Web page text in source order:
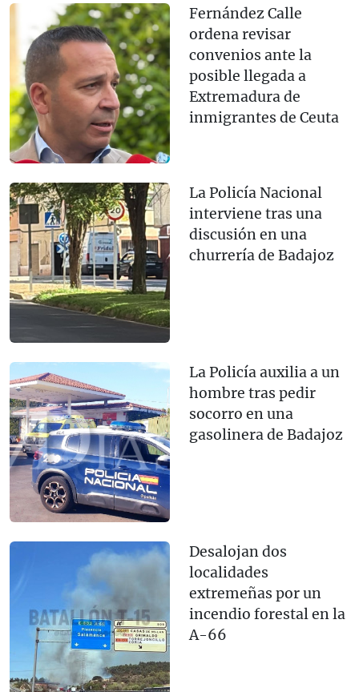
Fernández Calle
ordena revisar
convenios ante la
posible llegada a
Extremadura de
inmigrantes de Ceuta
La Policía Nacional
interviene tras una
discusión en una
churrería de Badajoz
La Policía auxilia a un
hombre tras pedir
socorro en una
gasolinera de Badajoz
Desalojan dos
localidades
extremeñas por un
incendio forestal en la
A-66